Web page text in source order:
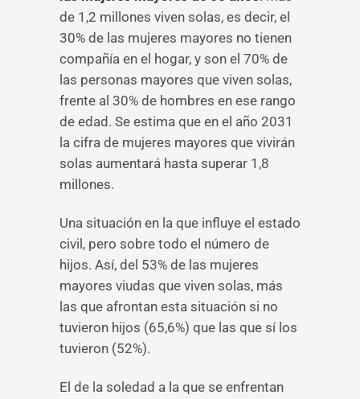
de 1,2 millones viven solas, es decir, el
30% de las mujeres mayores no tienen
compañía en el hogar, y son el 70% de
las personas mayores que viven solas,
frente al 30% de hombres en ese rango
de edad. Se estima que en el año 2031
la cifra de mujeres mayores que vivirán
solas aumentará hasta superar 1,8
millones.
Una situación en la que influye el estado
civil, pero sobre todo el número de
hijos. Así, del 53% de las mujeres
mayores viudas que viven solas, más
las que afrontan esta situación si no
tuvieron hijos (65,6%) que las que sí los
tuvieron (52%).
El de la soledad a la que se enfrentan